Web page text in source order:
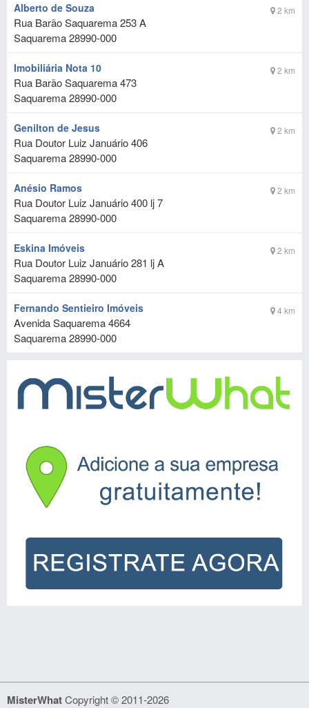
2 km
Alberto de Souza
Rua Barão Saquarema 253 A
Saquarema28990-000
2 km
Imobiliária Nota 10
Rua Barão Saquarema 473
Saquarema28990-000
2 km
Genilton de Jesus
Rua Doutor Luiz Januário 406
Saquarema28990-000
2 km
Anésio Ramos
Rua Doutor Luiz Januário 400 lj 7
Saquarema28990-000
2 km
Eskina Imóveis
Rua Doutor Luiz Januário 281 lj A
Saquarema28990-000
4 km
Fernando Sentieiro Imóveis
Avenida Saquarema 4664
Saquarema28990-000
MisterWhatCopyright © 2011-2026